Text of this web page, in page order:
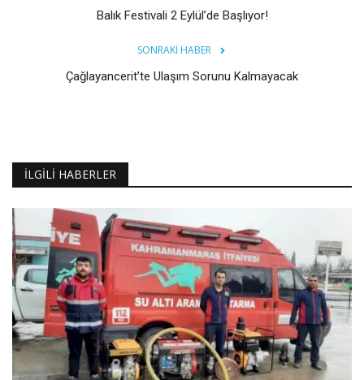
Balık Festivali 2 Eylül’de Başlıyor!
SONRAKI HABER
Çağlayancerit’te Ulaşım Sorunu Kalmayacak
İLGILI HABERLER